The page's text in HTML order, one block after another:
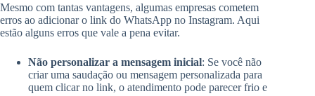
Mesmo com tantas vantagens, algumas empresas cometem
erros ao adicionar o link do WhatsApp no Instagram. Aqui
estão alguns erros que vale a pena evitar.
Não personalizar a mensagem inicial: Se você não
criar uma saudação ou mensagem personalizada para
quem clicar no link, o atendimento pode parecer frio e